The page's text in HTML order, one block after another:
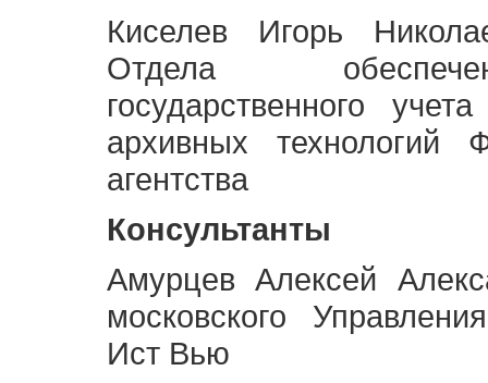
Киселев Игорь
Отдела
государственного
архивных технологий
агентства
Консультанты
Амурцев Алексей
московского
Ист Вью